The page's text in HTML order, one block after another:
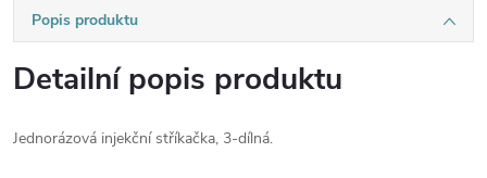
Popis produktu
Detailní popis produktu
Jednorázová injekční stříkačka, 3-dílná.